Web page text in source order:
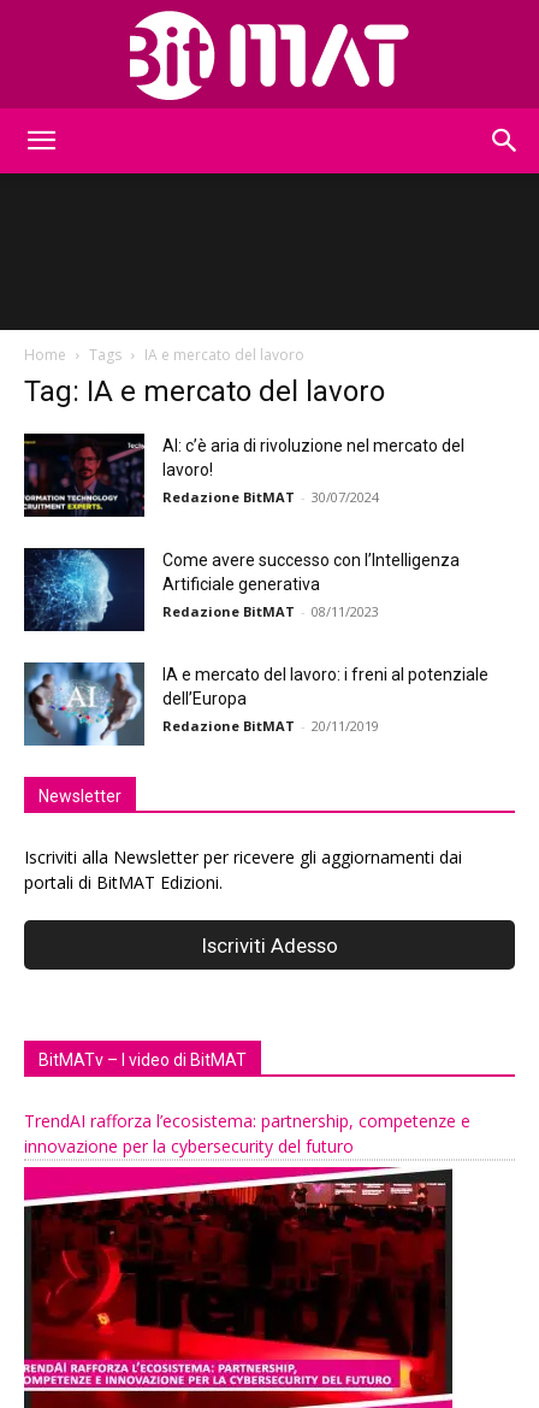
Home Tags IA e mercato del lavoro
Tag: IA e mercato del lavoro
AI: c’è aria di rivoluzione nel mercato del
lavoro!
Redazione BitMAT - 30/07/2024
Come avere successo con l’Intelligenza
Artificiale generativa
Redazione BitMAT - 08/11/2023
IA e mercato del lavoro: i freni al potenziale
dell’Europa
Redazione BitMAT - 20/11/2019
Newsletter
Iscriviti alla Newsletter per ricevere gli aggiornamenti dai
portali di BitMAT Edizioni.
BitMATv – I video di BitMAT
TrendAI rafforza l’ecosistema: partnership, competenze e
innovazione per la cybersecurity del futuro